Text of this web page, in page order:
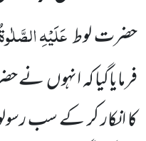
حضرت لوطعَلَیْہِ
فرمایاگیا کہ انہوں
کا انکار کر کے سب